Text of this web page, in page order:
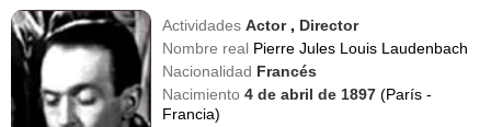
ActividadesActor , Director
Nombre real Pierre Jules Louis Laudenbach
Nacionalidad Francés
Nacimiento4 de abril de 1897(París -
Francia)